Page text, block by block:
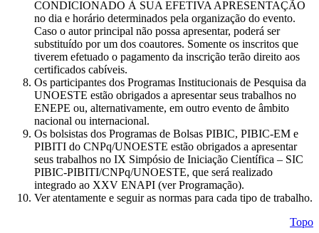
CONDICIONADO À SUA EFETIVA APRESENTAÇÃO
no dia e horário determinados pela organização do evento.
Caso o autor principal não possa apresentar, poderá ser
substituído por um dos coautores. Somente os inscritos que
tiverem efetuado o pagamento da inscrição terão direito aos
certificados cabíveis.
Os participantes dos Programas Institucionais de Pesquisa da
UNOESTE estão obrigados a apresentar seus trabalhos no
ENEPE ou, alternativamente, em outro evento de âmbito
nacional ou internacional.
Os bolsistas dos Programas de Bolsas PIBIC, PIBIC-EM e
PIBITI do CNPq/UNOESTE estão obrigados a apresentar
seus trabalhos no IX Simpósio de Iniciação Científica – SIC
PIBIC-PIBITI/CNPq/UNOESTE, que será realizado
integrado ao XXV ENAPI (ver Programação).
Ver atentamente e seguir as normas para cada tipo de trabalho.
Topo